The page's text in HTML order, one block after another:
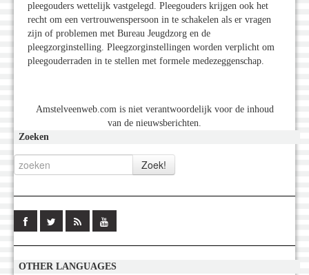
pleegouders wettelijk vastgelegd. Pleegouders krijgen ook het
recht om een vertrouwenspersoon in te schakelen als er vragen
zijn of problemen met Bureau Jeugdzorg en de
pleegzorginstelling. Pleegzorginstellingen worden verplicht om
pleegouderraden in te stellen met formele medezeggenschap.
Amstelveenweb.com is niet verantwoordelijk voor de inhoud
van de nieuwsberichten.
Zoeken
OTHER LANGUAGES